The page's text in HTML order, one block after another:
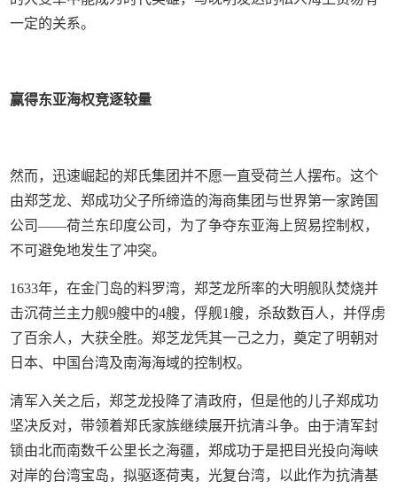
一定的关系。
赢得东亚海权竞逐较量
然而，迅速崛起的郑氏集团并不愿一直受荷兰人摆布。这个
由郑芝龙、郑成功父子所缔造的海商集团与世界第一家跨国
公司——荷兰东印度公司，为了争夺东亚海上贸易控制权，
不可避免地发生了冲突。
1633年，在金门岛的料罗湾，郑芝龙所率的大明舰队焚烧并
击沉荷兰主力舰9艘中的4艘，俘舰1艘，杀敌数百人，并俘虏
了百余人，大获全胜。郑芝龙凭其一己之力，奠定了明朝对
日本、中国台湾及南海海域的控制权。
清军入关之后，郑芝龙投降了清政府，但是他的儿子郑成功
坚决反对，带领着郑氏家族继续展开抗清斗争。由于清军封
锁由北而南数千公里长之海疆，郑成功于是把目光投向海峡
对岸的台湾宝岛，拟驱逐荷夷，光复台湾，以此作为抗清基